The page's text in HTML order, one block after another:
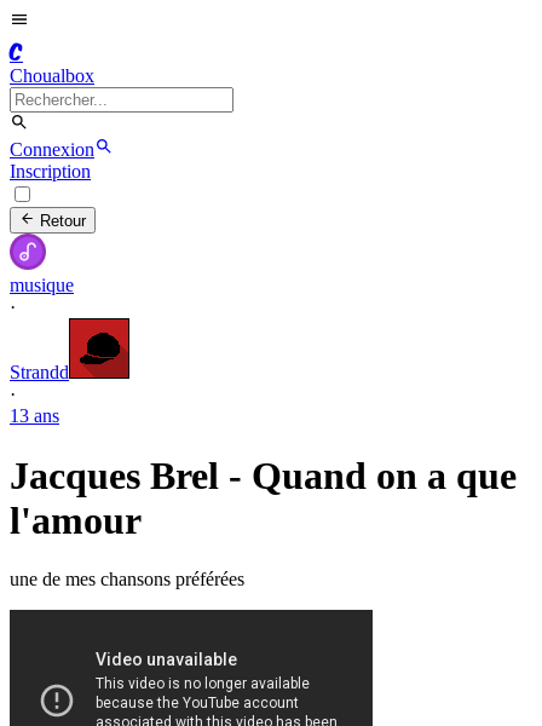
C
Choualbox
Connexion
Inscription
Retour
musique
·
Strandd
·
13 ans
Jacques Brel - Quand on a que
l'amour
une de mes chansons préférées